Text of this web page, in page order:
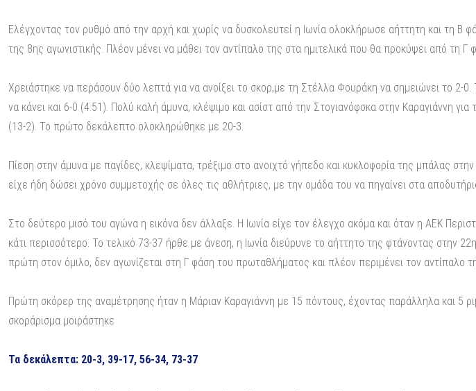
Ελέγχοντας τον ρυθμό από την αρχή και χωρίς να δυσκολευτεί η Ιωνία ολοκλήρωσε αήττητη και τη
της 8ης αγωνιστικής. Πλέον μένει να μάθει τον αντίπαλο της στα ημιτελικά που θα προκύψει από τη Γ
Χρειάστηκε να περάσουν δύο λεπτά για να ανοίξει το σκορ,με τη Στέλλα Φουράκη να σημειώνει το 2-
να κάνει και 6-0 (4:51). Πολύ καλή άμυνα, κλέψιμο και ασίστ από την Στογιανόφσκα στην Καραγιάννη
(13-2). Το πρώτο δεκάλεπτο ολοκληρώθηκε με 20-3.
Πίεση στην άμυνα με παγίδες, κλεψίματα, τρέξιμο στο ανοιχτό γήπεδο και κυκλοφορία της μπάλας
είχε ήδη δώσει χρόνο συμμετοχής σε όλες τις αθλήτριες, με την ομάδα του να πηγαίνει στα
Στο δεύτερο μισό του αγώνα η εικόνα δεν άλλαξε. Η Ιωνία είχε τον έλεγχο ακόμα και όταν η ΑΕΚ
κάτι περισσότερο. Το τελικό 73-37 ήρθε με άνεση, η Ιωνία διεύρυνε το αήττητο της φτάνοντας στην
πρώτη στον όμιλο, δεν αγωνίζεται στη Γ φάση του πρωταθλήματος και πλέον περιμένει τον αντίπαλο
Πρώτη σκόρερ της αναμέτρησης ήταν η Μάριαν Καραγιάννη με 15 πόντους, έχοντας παράλληλα και 5
σκοράρισμα μοιράστηκε
Τα δεκάλεπτα: 20-3, 39-17, 56-34, 73-37